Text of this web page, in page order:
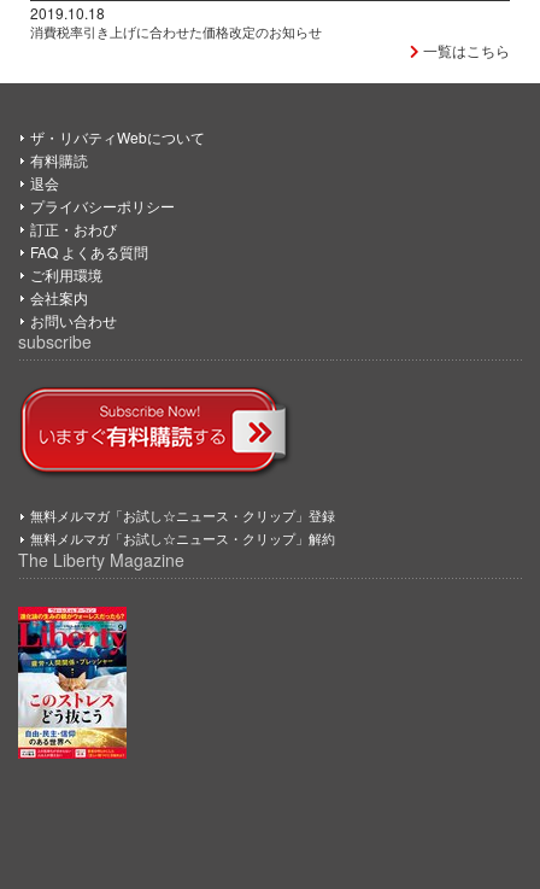
2019.10.18
消費税率引き上げに合わせた価格改定のお知らせ
一覧はこちら
ザ・リバティWebについて
有料購読
退会
プライバシーポリシー
訂正・おわび
FAQ よくある質問
ご利用環境
会社案内
お問い合わせ
subscribe
無料メルマガ「お試し☆ニュース・クリップ」登録
無料メルマガ「お試し☆ニュース・クリップ」解約
The Liberty Magazine